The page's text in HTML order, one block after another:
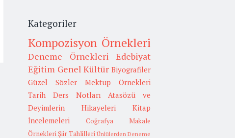
Kategoriler
Kompozisyon Örnekleri
Deneme Örnekleri
Edebiyat
Eğitim Genel Kültür Biyografiler
Güzel Sözler
Mektup Örnekleri
Tarih
Ders Notları
Atasözü ve
Deyimlerin Hikayeleri
Kitap
İncelemeleri
Coğrafya
Makale
Örnekleri Şiir Tahlilleri Ünlülerden Deneme